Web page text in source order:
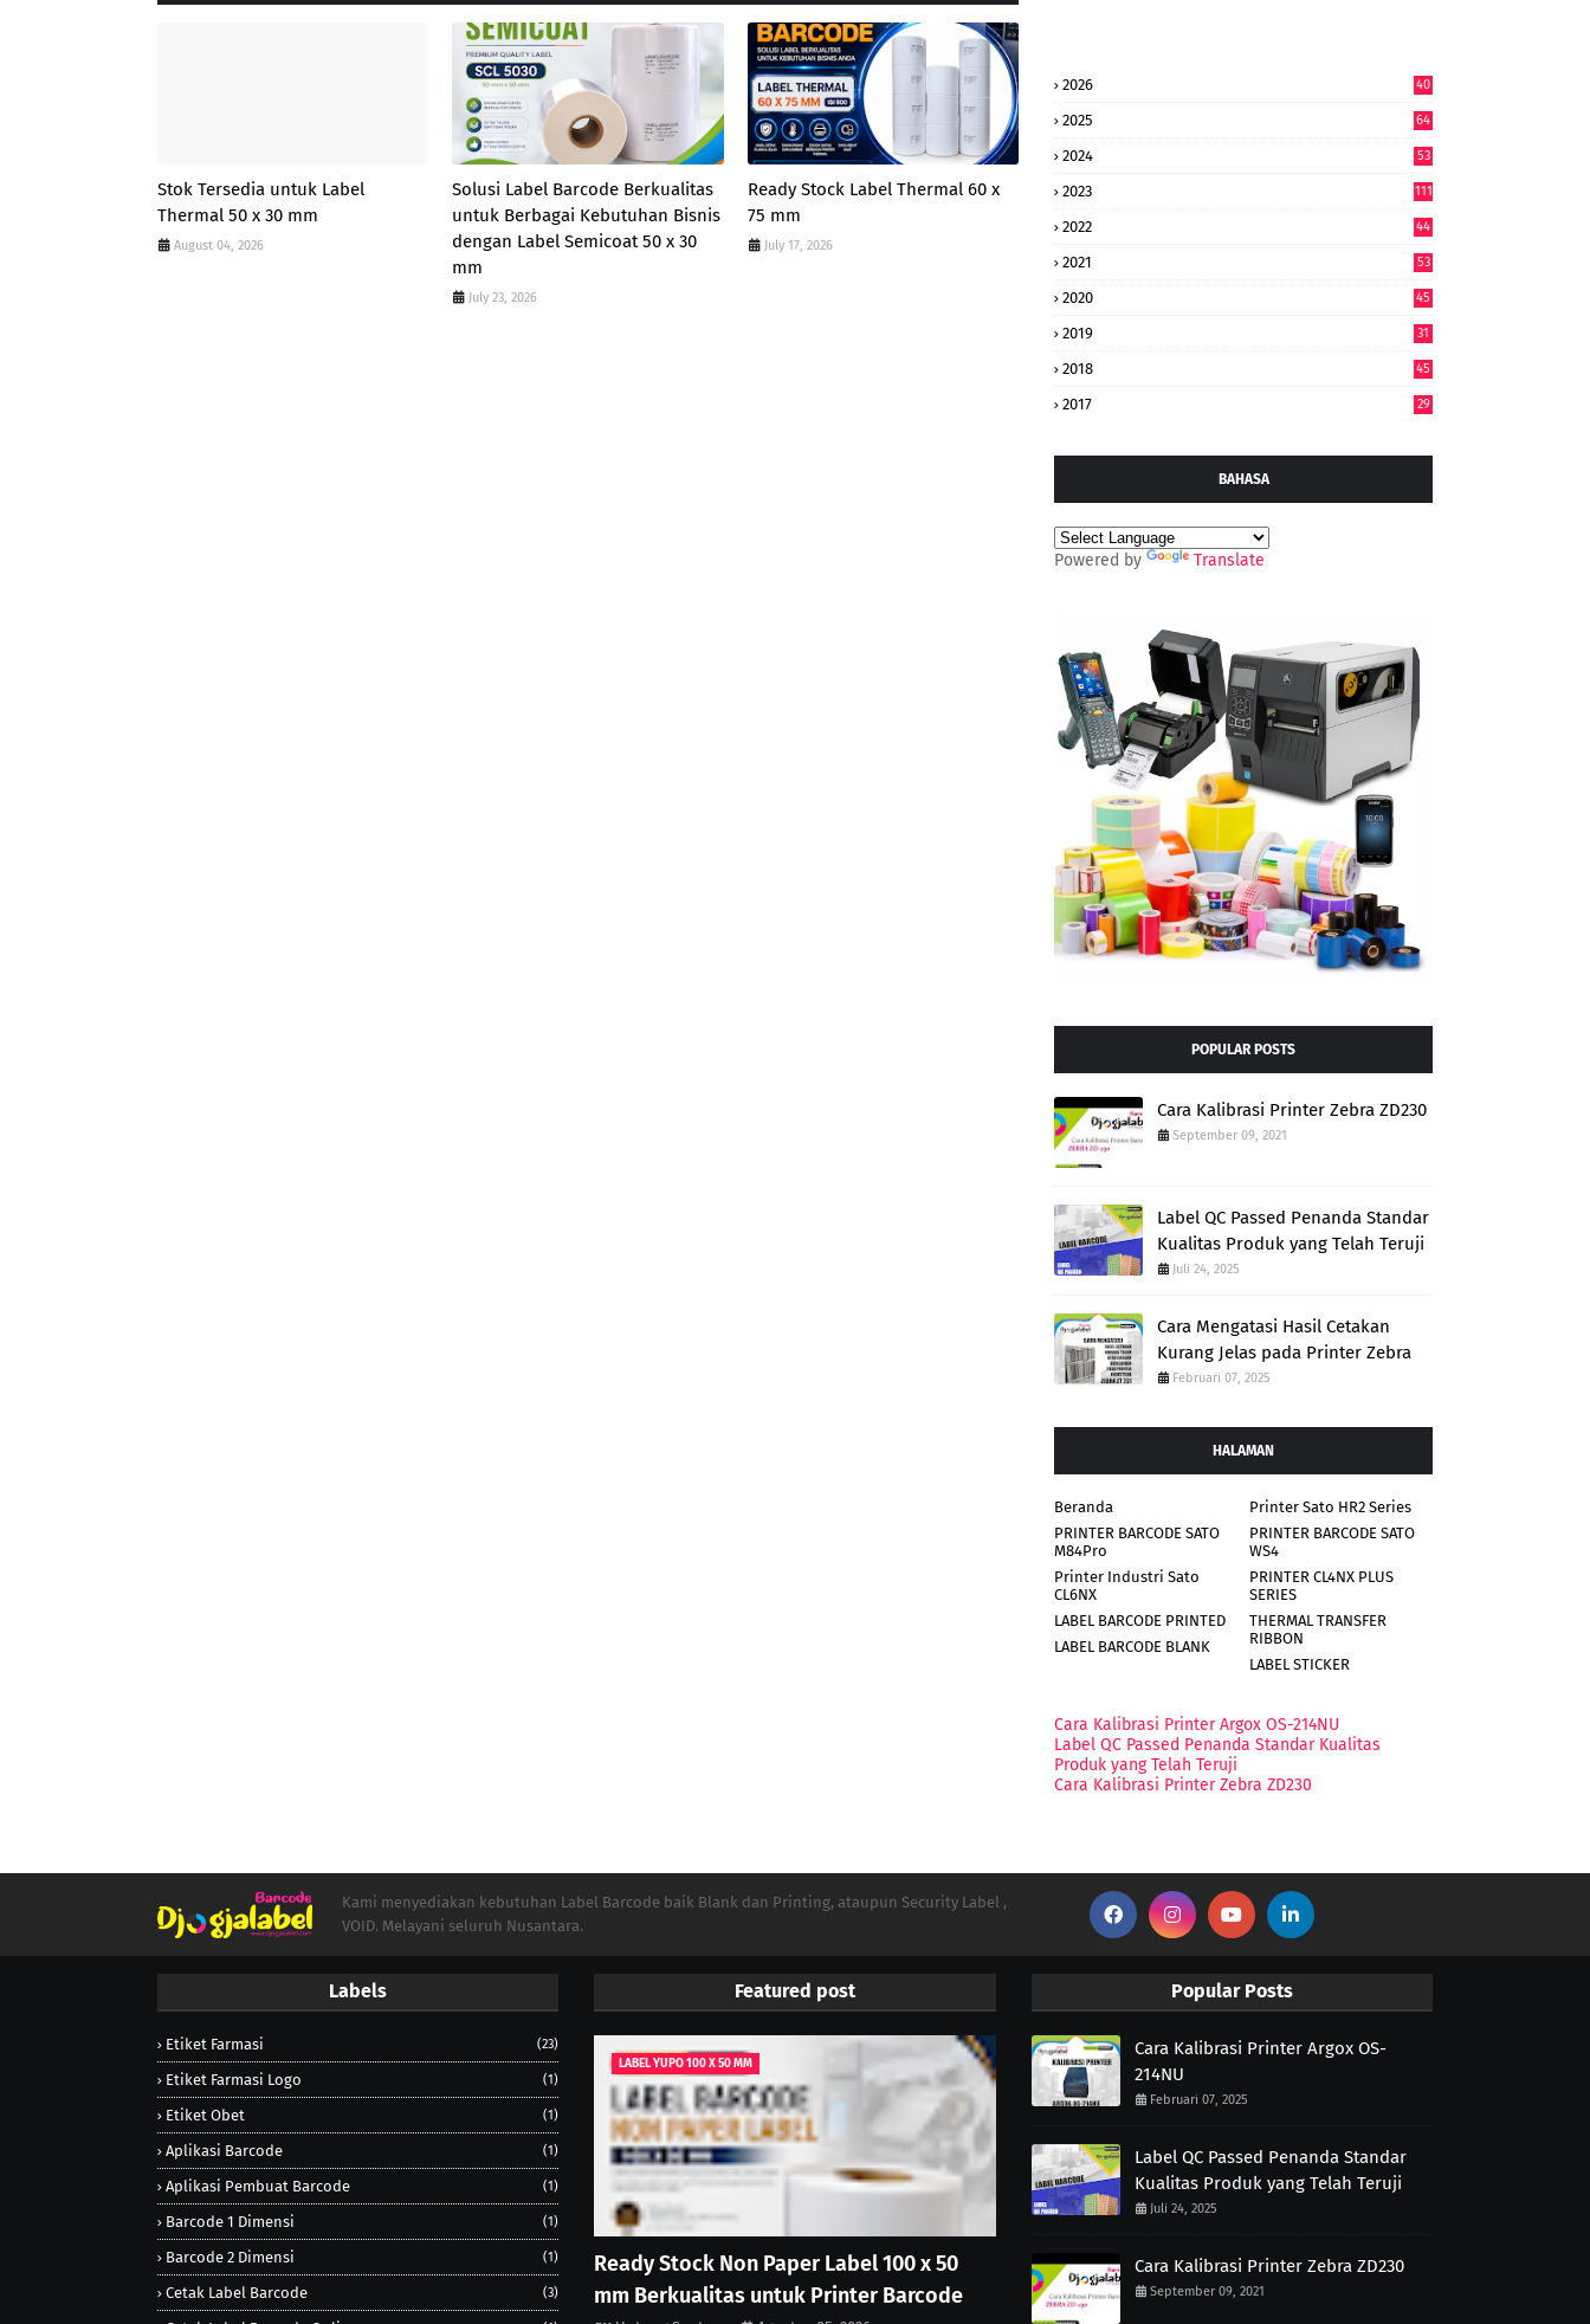
Stok Tersedia untuk Label
Thermal 50 x 30 mm
August 04, 2026
Solusi Label Barcode Berkualitas
untuk Berbagai Kebutuhan Bisnis
dengan Label Semicoat 50 x 30
mm
July 23, 2026
Ready Stock Label Thermal 60 x
75 mm
July 17, 2026
2026
40
2025
64
2024
53
2023 111
2022
44
2021 53
2020 45
2019 31
2018 45
2017 29
BAHASA
Powered by Translate
POPULAR POSTS
Cara Kalibrasi Printer Zebra ZD230
September 09, 2021
Label QC Passed Penanda Standar
Kualitas Produk yang Telah Teruji
Juli 24, 2025
Cara Mengatasi Hasil Cetakan
Kurang Jelas pada Printer Zebra
Februari 07, 2025
HALAMAN
Beranda
Printer Sato HR2 Series
PRINTER BARCODE SATO
M84Pro
PRINTER BARCODE SATO
WS4
Printer Industri Sato
CL6NX
PRINTER CL4NX PLUS
SERIES
LABEL BARCODE PRINTED
THERMAL TRANSFER
RIBBON
LABEL BARCODE BLANK
LABEL STICKER
Cara Kalibrasi Printer Argox OS-214NU
Label QC Passed Penanda Standar Kualitas
Produk yang Telah Teruji
Cara Kalibrasi Printer Zebra ZD230
Kami menyediakan kebutuhan Label Barcode baik Blank dan Printing, ataupun Security Label ,
VOID. Melayani seluruh Nusantara.
Labels
Etiket Farmasi (23)
Etiket Farmasi Logo (1)
Etiket Obet (1)
Aplikasi Barcode (1)
Aplikasi Pembuat Barcode (1)
Barcode 1 Dimensi (1)
Barcode 2 Dimensi (1)
Cetak Label Barcode (3)
Featured post
LABEL YUPO 100 X 50 MM
Ready Stock Non Paper Label 100 x 50
mm Berkualitas untuk Printer Barcode
Popular Posts
Cara Kalibrasi Printer Argox OS-
214NU
Februari 07, 2025
Label QC Passed Penanda Standar
Kualitas Produk yang Telah Teruji
Juli 24, 2025
Cara Kalibrasi Printer Zebra ZD230
September 09, 2021